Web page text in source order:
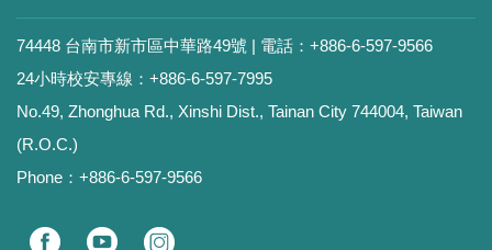
74448 台南市新市區中華路49號 | 電話：+886-6-597-9566
24小時校安專線：+886-6-597-7995
No.49, Zhonghua Rd., Xinshi Dist., Tainan City 744004, Taiwan
(R.O.C.)
Phone：+886-6-597-9566